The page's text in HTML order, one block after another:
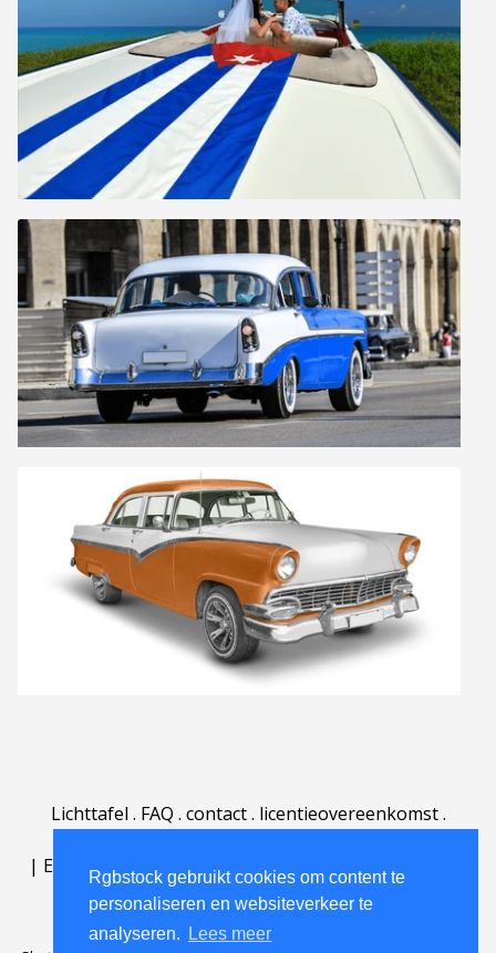
Rgbstock gebruikt cookies om content te
personaliseren en websiteverkeer te
analyseren.
Lees meer
Lichttafel . FAQ . contact. licentieovereenkomst.
| English | Deutsch Español | Português
Nederlands|